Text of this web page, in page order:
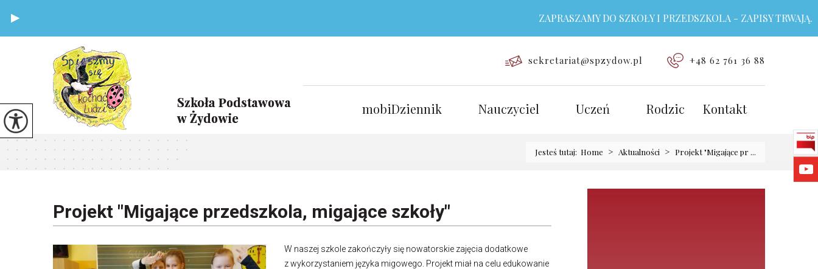
ZAPRASZAMY DO SZKOŁY I PRZEDSZKOLA - ZAPISY TRWAJĄ.
sekretariat@spzydow.pl +48 62 761 36 88
mobiDziennik Nauczyciel Uczeń Rodzic Kontakt
Jesteś tutaj: Home > Aktualności > Projekt "Migające pr ...
Projekt "Migające przedszkola, migające szkoły"
W naszej szkole zakończyły się nowatorskie zajęcia dodatkowe
z wykorzystaniem języka migowego. Projekt miał na celu edukowanie